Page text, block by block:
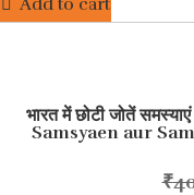
भारत में छोटी जोतें
Samsyaen aur
₹